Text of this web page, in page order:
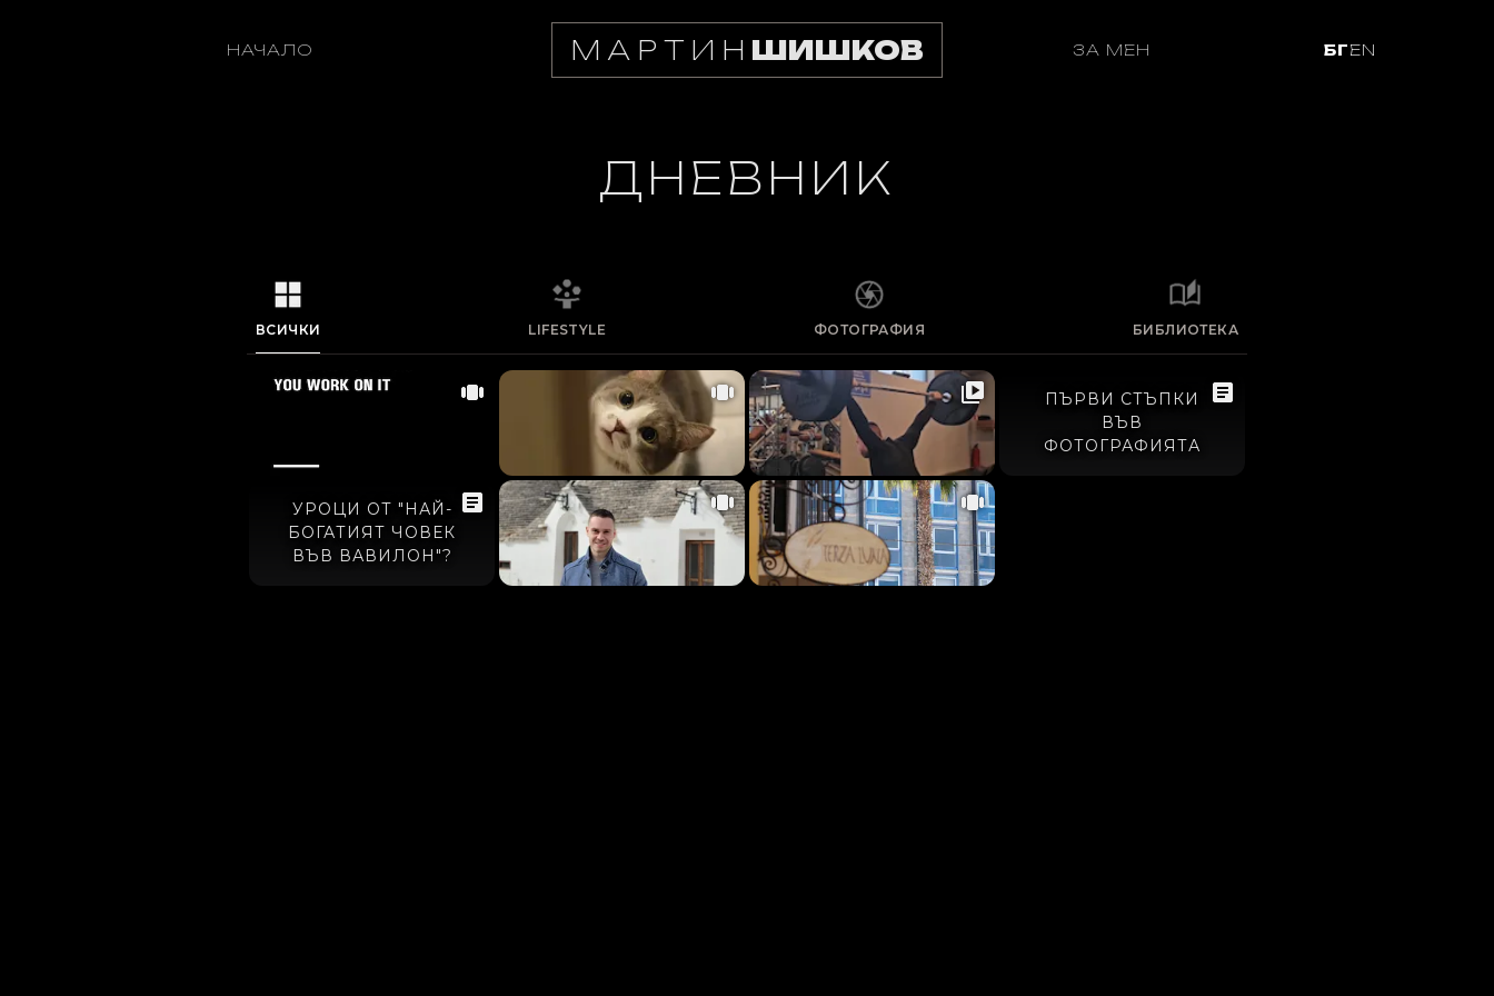
НАЧАЛО МАРТИН ШИШКОВ ЗА МЕН БГEN
ДНЕВНИК
ВСИЧКИ LIFESTYLE ФОТОГРАФИЯ БИБЛИОТЕКА
ПЪРВИ СТЪПКИ
ВЪВ
ФОТОГРАФИЯТА
УРОЦИ ОТ "НАЙ-
БОГАТИЯТ ЧОВЕК
ВЪВ ВАВИЛОН"?